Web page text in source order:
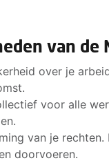
van de
over je
voor alle
van je rechten.
doorvoeren.